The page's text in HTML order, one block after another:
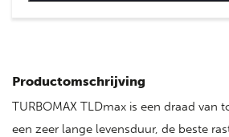
Productomschrijving
TURBOMAX TLDmax is een draad van
een zeer lange levensduur, de beste